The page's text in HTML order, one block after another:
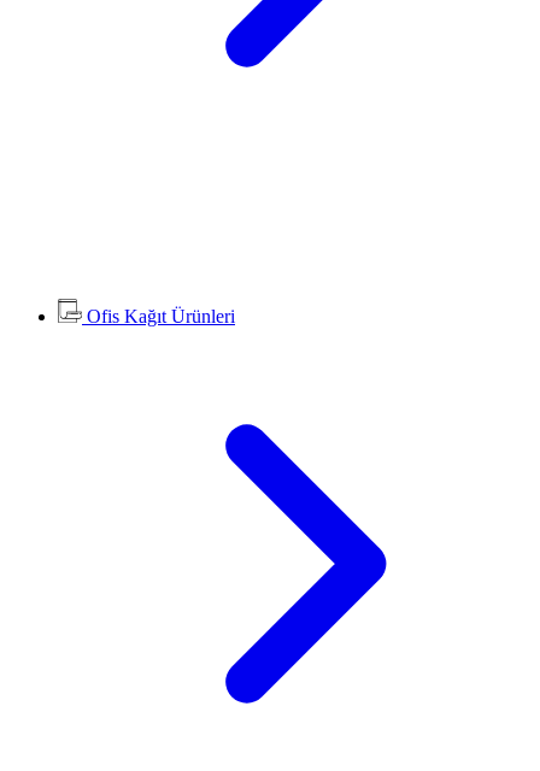
Ofis Kağıt Ürünleri